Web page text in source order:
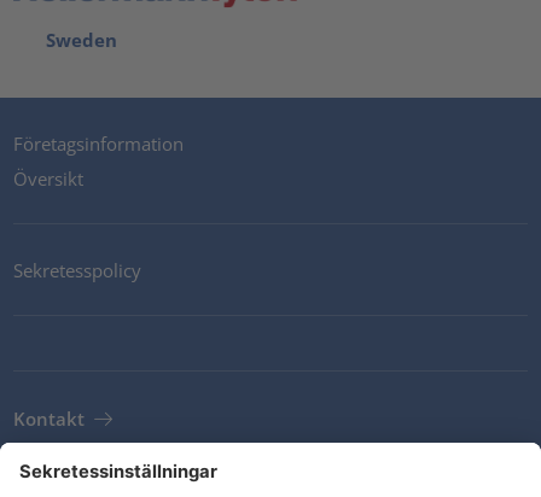
Sweden
Företagsinformation
Översikt
Sekretesspolicy
Kontakt